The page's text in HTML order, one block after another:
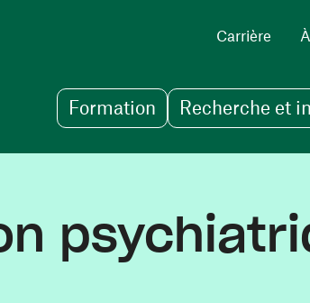
Carrière
Formation Recherche et